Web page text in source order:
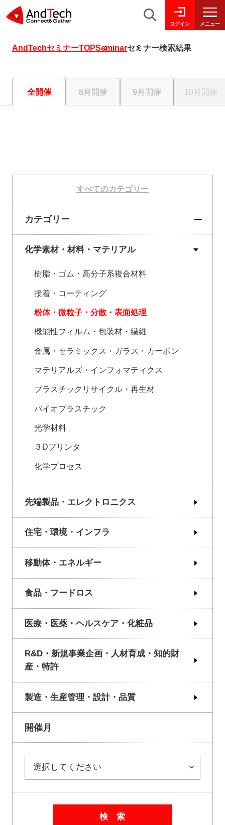
ログイン メニュー
AndTechセミナーTOPSeminarセミナー検索結果
全開催 8月開催 9月開催 10月開催
すべてのカテゴリー
カテゴリー
化学素材・材料・マテリアル
樹脂・ゴム・高分子系複合材料
接着・コーティング
粉体・微粒子・分散・表面処理
機能性フィルム・包装材・繊維
金属・セラミックス・ガラス・カーボン
マテリアルズ・インフォマティクス
プラスチックリサイクル・再生材
バイオプラスチック
光学材料
３Dプリンタ
化学プロセス
先端製品・エレクトロニクス
住宅・環境・インフラ
移動体・エネルギー
食品・フードロス
医療・医薬・ヘルスケア・化粧品
R&D・新規事業企画・人材育成・知的財
産・特許
製造・生産管理・設計・品質
開催月
検 索